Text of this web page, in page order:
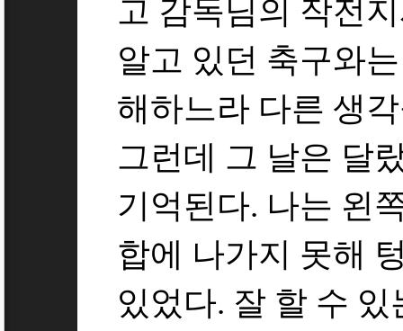
고 감독님의 작전
알고 있던 축구와
해하느라 다른 생
그런데 그 날은 달
기억된다. 나는 왼
합에 나가지 못해
있었다. 잘 할 수